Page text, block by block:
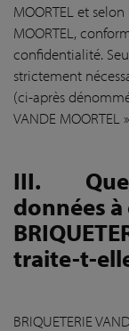
MOORTEL et
MOORTEL,
confidentialité.
strictement
(ci-après
VANDE MOORTEL
III.
données
traite-t-
BRIQUETERIE